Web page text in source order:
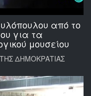
από το
για τα
μουσείου
ΔΗΜΟΚΡΑΤΙΑΣ